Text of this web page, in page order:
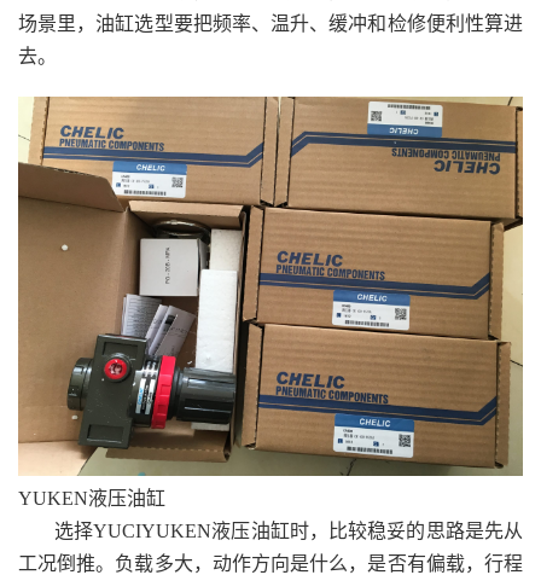
场景里，油缸选型要把频率、温升、缓冲和检修便利性算进
去。
YUKEN液压油缸
选择YUCIYUKEN液压油缸时，比较稳妥的思路是先从
工况倒推。负载多大，动作方向是什么，是否有偏载，行程